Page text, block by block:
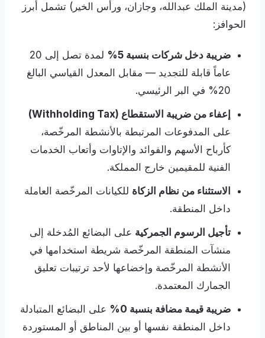
(مدينة الملك عبدالله، وجازان، ورأس الخير) تشمل أبرز
الحوافز:
ضريبة دخل شركات بنسبة 5%
لمدة تصل إلى 20
عاماً قابلة للتجديد — مقابل المعدل القياسي البالغ
20% في البر الرئيسي.
إعفاء من ضريبة الاستقطاع (Withholding Tax)
على المدفوعات المرتبطة بالأنشطة المرخّصة،
كأرباح الأسهم والفوائد والإتاوات وأتعاب الخدمات
الفنية للمقيمين خارج المملكة.
الاستثناء من نظام الزكاة للكيانات المرخّصة العاملة
داخل المنطقة.
تأجيل الرسوم الجمركية على البضائع المُدخلة إلى
منشآت المنطقة المرخّصة شريطة استخدامها في
الأنشطة المرخّصة وإخضاعها لأحد ترتيبات تعليق
الجمارك المعتمدة.
ضريبة قيمة مضافة بنسبة 0%
على البضائع المتبادلة
داخل المنطقة نفسها أو بين المناطق أو المستوردة